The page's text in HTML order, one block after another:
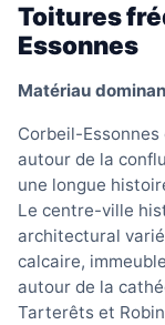
Toitures
Essonnes
Matériau
Corbeil-
autour de la
une longue
Le centre-ville
architectural
calcaire,
autour de la
Tarterêts et